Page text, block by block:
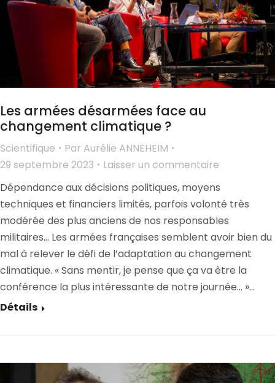
Les armées désarmées face au
changement climatique ?
Scientifique Par Aurélie ANNEHEIM
29 septembre 2023
Laisser un commentaire
Dépendance aux décisions politiques, moyens
techniques et financiers limités, parfois volonté très
modérée des plus anciens de nos responsables
militaires… Les armées françaises semblent avoir bien du
mal à relever le défi de l’adaptation au changement
climatique. « Sans mentir, je pense que ça va être la
conférence la plus intéressante de notre journée… »…
Détails